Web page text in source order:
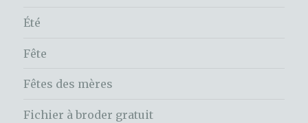
Été
Fête
Fêtes des mères
Fichier à broder gratuit